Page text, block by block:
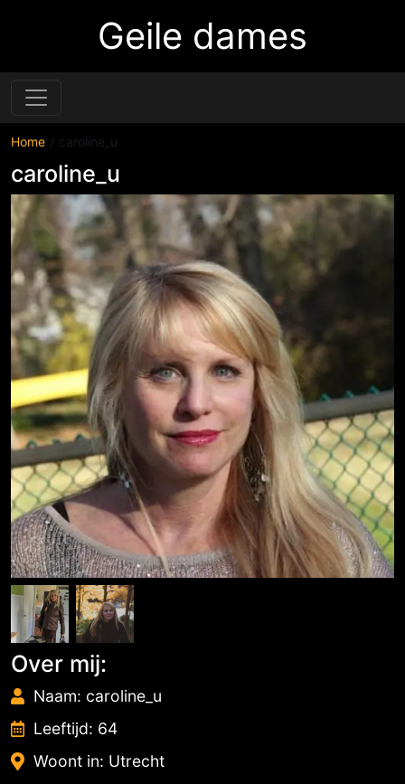
Geile dames
Home caroline_u
caroline_u
Over mij:
Naam: caroline_u
Leeftijd: 64
Woont in: Utrecht